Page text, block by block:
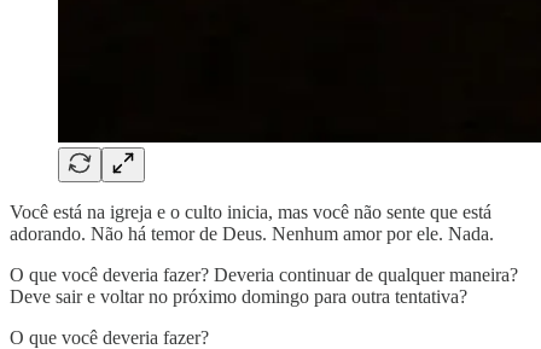
Você está na igreja e o culto inicia, mas você não sente que está
adorando. Não há temor de Deus. Nenhum amor por ele. Nada.
O que você deveria fazer? Deveria continuar de qualquer maneira?
Deve sair e voltar no próximo domingo para outra tentativa?
O que você deveria fazer?